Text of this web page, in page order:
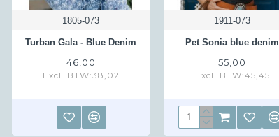
1805-073
Turban Gala - Blue Denim
46,00
Excl. BTW:38,02
1911-073
Pet Sonia blue denim
55,00
Excl. BTW:45,45